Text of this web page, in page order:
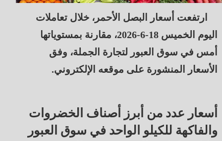
ارتفعت أسعار البصل الأحمر، خلال تعاملات
اليوم الخميس 18-6-2026، مقارنة بمستوياتها
أمس في سوق العبور لتجارة الجملة، وفق
الأسعار المنشورة على موقعه الإلكتروني.
أسعار عدد من أبرز أصناف الخضروات
والفاكهة للكيلو الواحد في سوق العبور